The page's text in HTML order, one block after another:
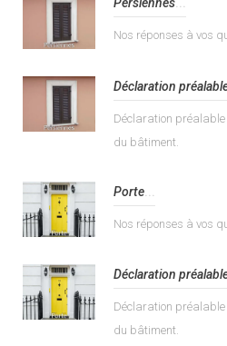
Nos réponses à vos
Déclaration
Déclaration
du bâtiment.
Porte
Nos réponses à vos
Déclaration
Déclaration
du bâtiment.